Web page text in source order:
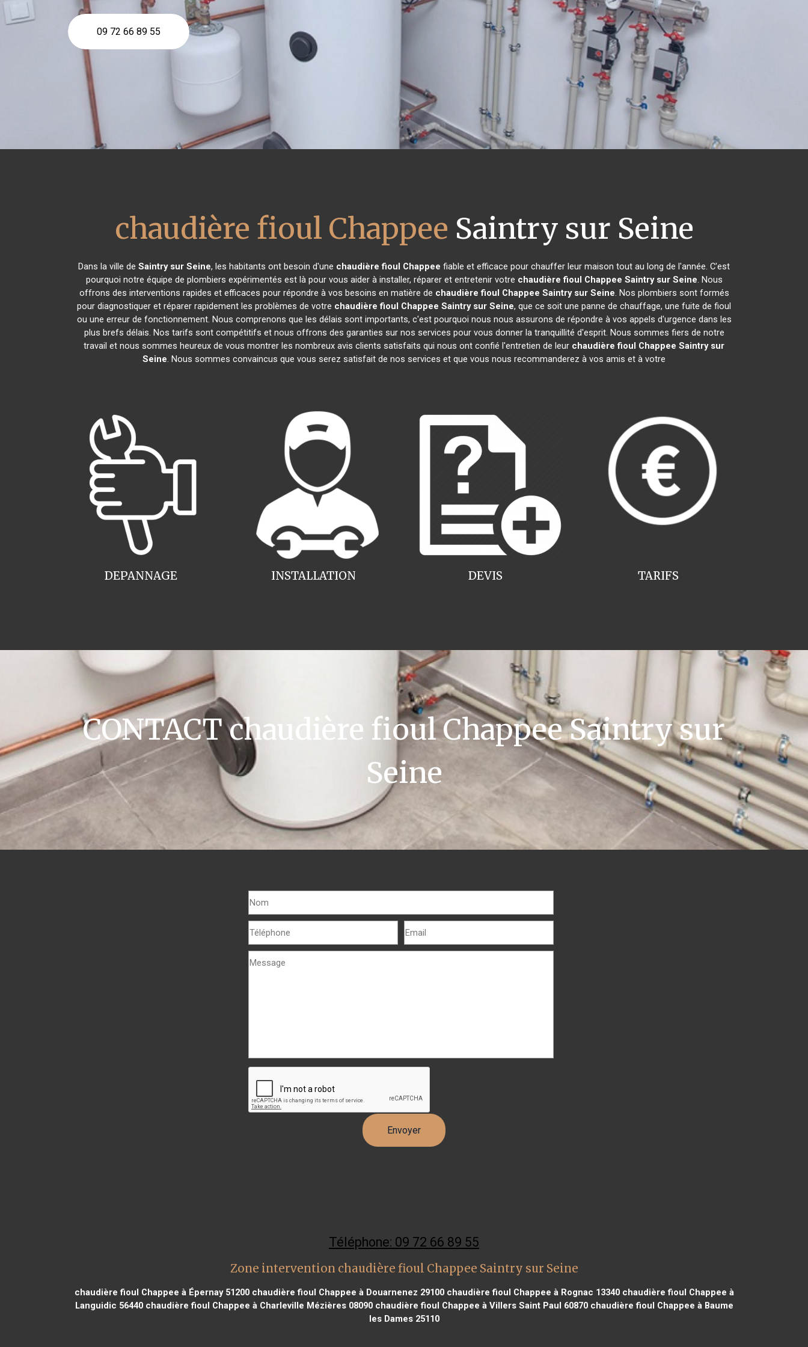
09 72 66 89 55
chaudière fioul Chappee Saintry sur Seine
Dans la ville de Saintry sur Seine, les habitants ont besoin d'une chaudière fioul Chappee fiable et efficace pour chauffer leur maison tout au long de l'année. C'est
pourquoi notre équipe de plombiers expérimentés est là pour vous aider à installer, réparer et entretenir votre chaudière fioul Chappee Saintry sur Seine. Nous
offrons des interventions rapides et efficaces pour répondre à vos besoins en matière de chaudière fioul Chappee Saintry sur Seine. Nos plombiers sont formés
pour diagnostiquer et réparer rapidement les problèmes de votre chaudière fioul Chappee Saintry sur Seine, que ce soit une panne de chauffage, une fuite de fioul
ou une erreur de fonctionnement. Nous comprenons que les délais sont importants, c'est pourquoi nous nous assurons de répondre à vos appels d'urgence dans les
plus brefs délais. Nos tarifs sont compétitifs et nous offrons des garanties sur nos services pour vous donner la tranquillité d'esprit. Nous sommes fiers de notre
travail et nous sommes heureux de vous montrer les nombreux avis clients satisfaits qui nous ont confié l'entretien de leur chaudière fioul Chappee Saintry sur
Seine. Nous sommes convaincus que vous serez satisfait de nos services et que vous nous recommanderez à vos amis et à votre
INSTALLATION
DEPANNAGE TARIFS
DEVIS
CONTACT chaudière fioul Chappee Saintry sur
Seine
Téléphone: 09 72 66 89 55
Zone intervention chaudière fioul Chappee Saintry sur Seine
chaudière fioul Chappee à Épernay 51200chaudière fioul Chappee à Douarnenez 29100chaudière fioul Chappee à Rognac 13340chaudière fioul Chappee à
Languidic 56440chaudière fioul Chappee à Charleville Mézières 08090chaudière fioul Chappee à Villers Saint Paul 60870chaudière fioul Chappee à Baume
les Dames 25110